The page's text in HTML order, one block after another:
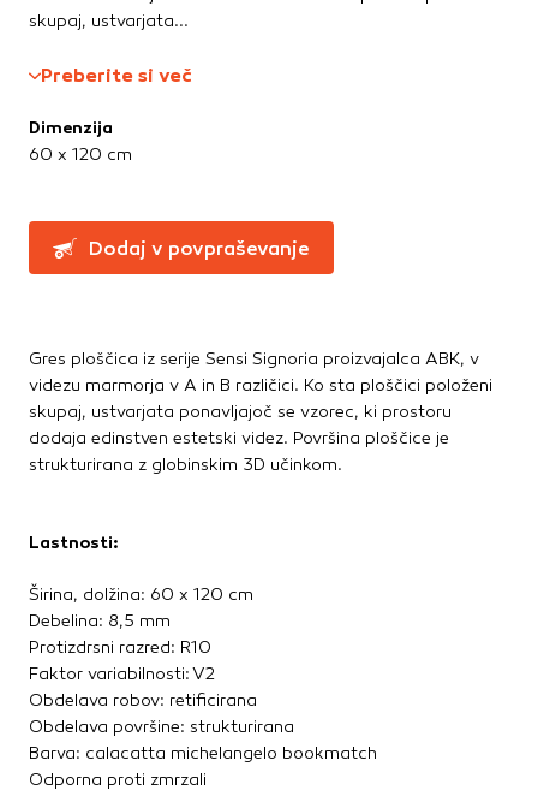
Straniščne školjke, WC deske
Dodatki in pribor
skupaj, ustvarjata...
Preberite si več
Dimenzija
60 x 120 cm
Dodaj v povpraševanje
Gres ploščica iz serije Sensi Signoria proizvajalca ABK, v
videzu marmorja v A in B različici. Ko sta ploščici položeni
skupaj, ustvarjata ponavljajoč se vzorec, ki prostoru
dodaja edinstven estetski videz. Površina ploščice je
strukturirana z globinskim 3D učinkom.
Lastnosti:
Širina, dolžina: 60 x 120 cm
Debelina: 8,5 mm
Protizdrsni razred: R10
Faktor variabilnosti: V2
Obdelava robov: retificirana
Obdelava površine: strukturirana
Barva: calacatta michelangelo bookmatch
Odporna proti zmrzali
Te piškotke nastavijo naši oglaševalski partnerji.
Partnerska oglaševalska podjetja jih lahko uporabljajo za
prikazovanje ustreznih oglasov na drugih spletnih mestih.
brskalnika in naprave. Če zavrnete uporabo teh piškotkov,
Potrdi moje izbire